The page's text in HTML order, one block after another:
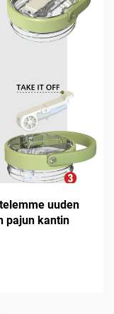
uuden
pajun kantin